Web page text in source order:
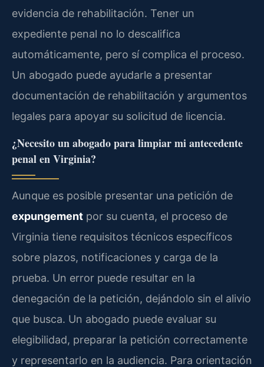
evidencia de rehabilitación. Tener un
expediente penal no lo descalifica
automáticamente, pero sí complica el proceso.
Un abogado puede ayudarle a presentar
documentación de rehabilitación y argumentos
legales para apoyar su solicitud de licencia.
¿Necesito un abogado para limpiar mi antecedente
penal en Virginia?
Aunque es posible presentar una petición de
expungement por su cuenta, el proceso de
Virginia tiene requisitos técnicos específicos
sobre plazos, notificaciones y carga de la
prueba. Un error puede resultar en la
denegación de la petición, dejándolo sin el alivio
que busca. Un abogado puede evaluar su
elegibilidad, preparar la petición correctamente
y representarlo en la audiencia. Para orientación